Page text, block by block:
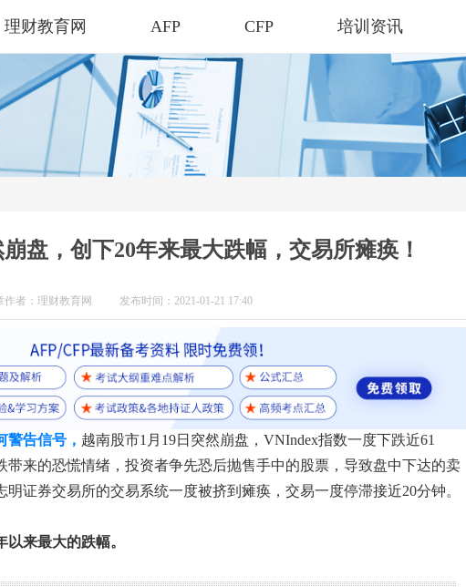
理财教育网 AFP CFP 培训资讯
盘，创下20年来最大跌幅，交易所瘫痪！
作者：理财教育网 发布时间：2021-01-21 17:40
警告信号， 越南股市1月19日突然崩盘，VNIndex指数一度下跌近61
带来的恐慌情绪，投资者争先恐后抛售手中的股票，导致盘中下达的卖
证券交易所的交易系统一度被挤到瘫痪，交易一度停滞接近20分钟。
来最大的跌幅。